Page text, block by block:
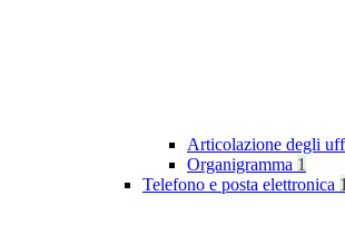
Articolazione degli
Organigramma 1
Telefono e posta elettronica 1